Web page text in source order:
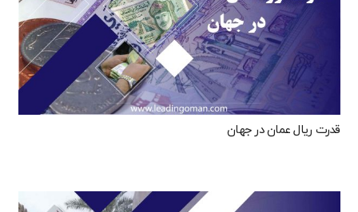
قدرت ریال عمان در جهان